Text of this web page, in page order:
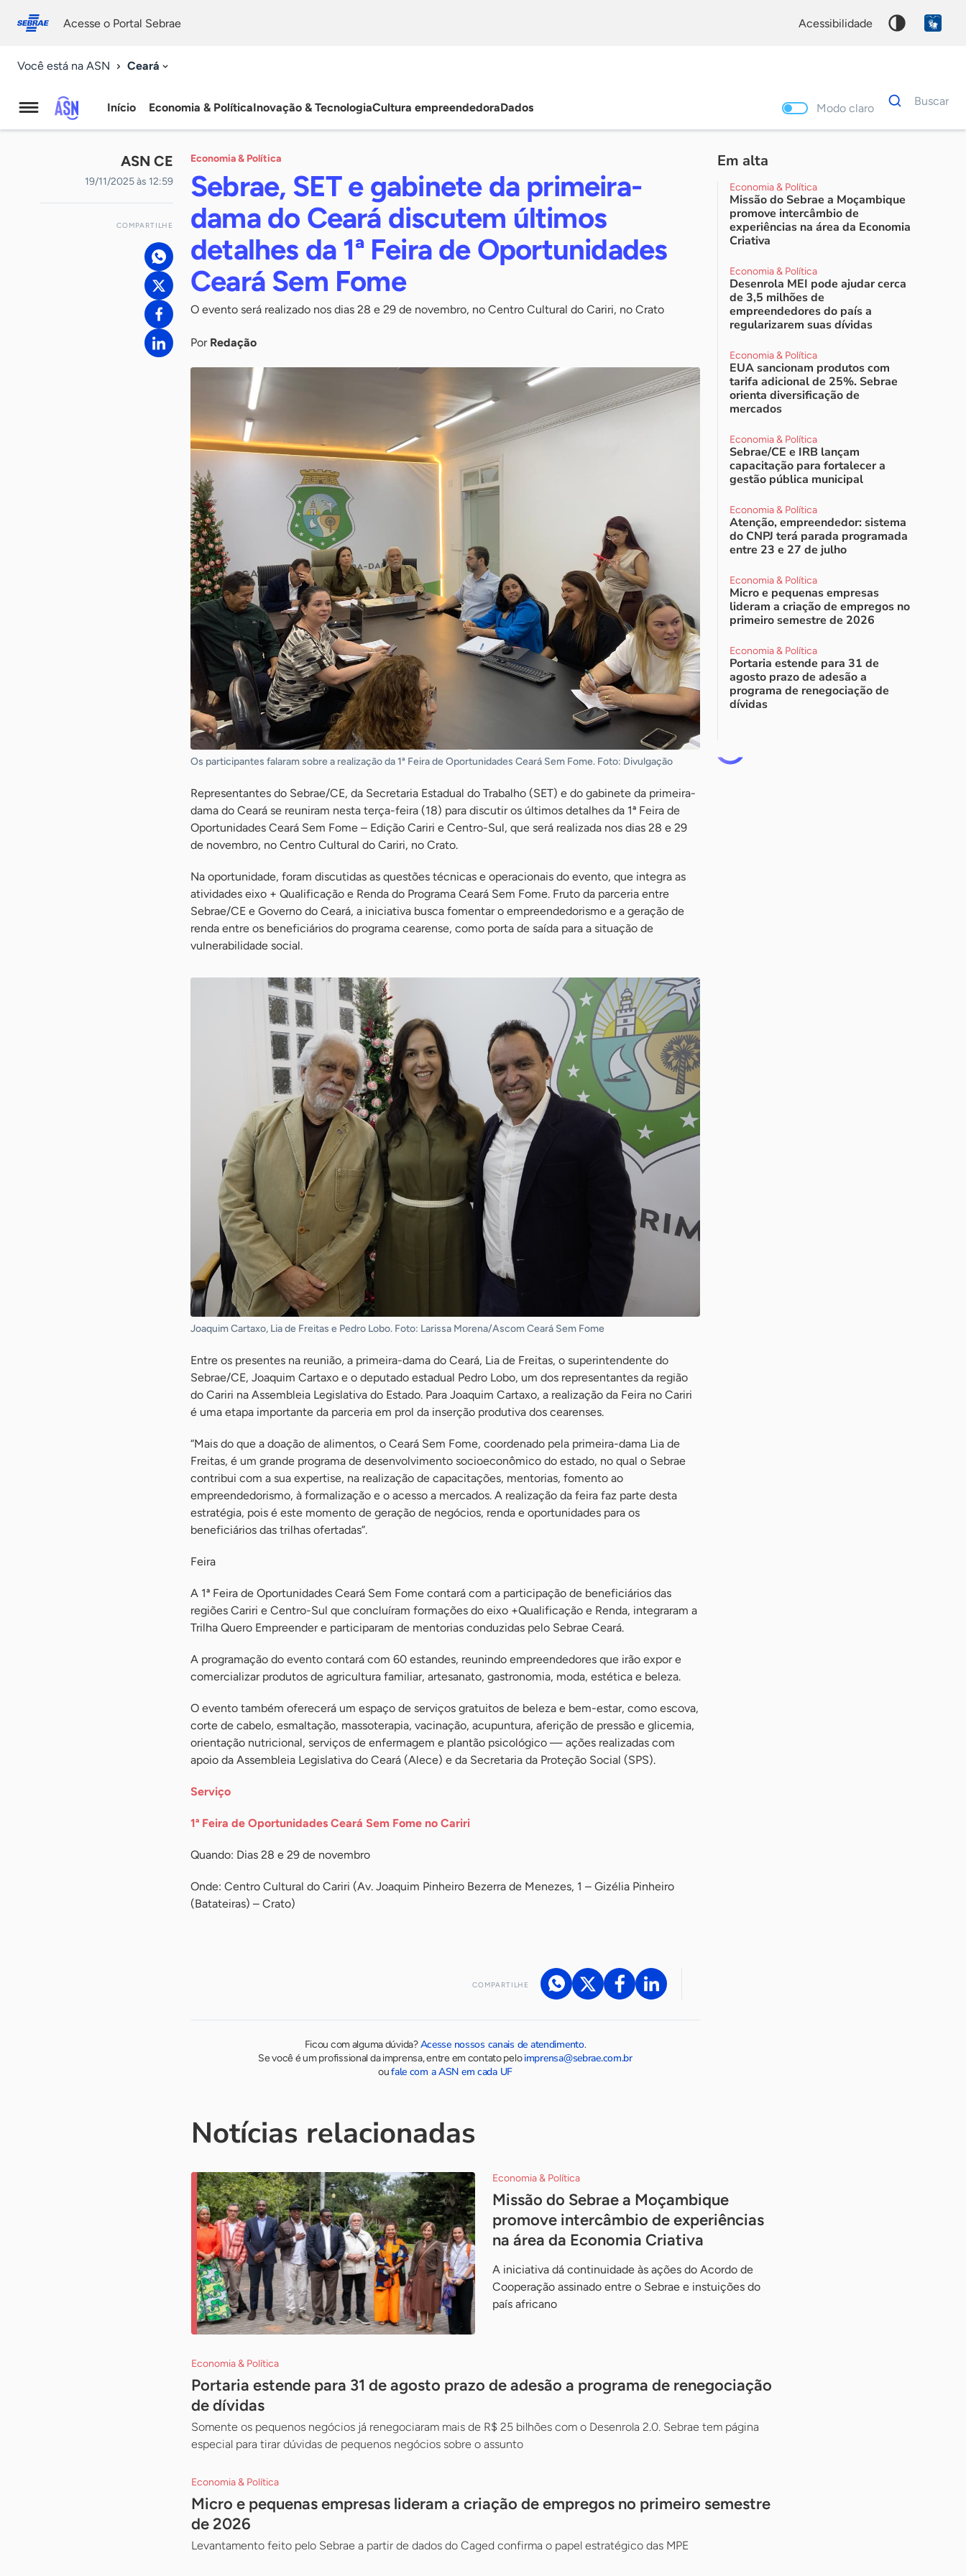
conosco
Acesse o Portal Sebrae acessibilidade
Você está na ASN Ceará
Agência
Sebrae
Notícias
Início Economia & PolíticaInovação & TecnologiaCultura empreendedoraDados Modo claro
Dados
para
Buscar
ASN CE
19/11/2025 às 12:59
COMPARTILHE
Economia & Política
Sebrae, SET e gabinete da primeira-
dama do Ceará discutem últimos
detalhes da 1ª Feira de Oportunidades
Ceará Sem Fome
O evento será realizado nos dias 28 e 29 de novembro, no Centro Cultural do Cariri, no Crato
Por Redação
Os participantes falaram sobre a realização da 1ª Feira de Oportunidades Ceará Sem Fome. Foto: Divulgação
Representantes do Sebrae/CE, da Secretaria Estadual do Trabalho (SET) e do gabinete da primeira-
dama do Ceará se reuniram nesta terça-feira (18) para discutir os últimos detalhes da 1ª Feira de
Oportunidades Ceará Sem Fome – Edição Cariri e Centro-Sul, que será realizada nos dias 28 e 29
de novembro, no Centro Cultural do Cariri, no Crato.
Na oportunidade, foram discutidas as questões técnicas e operacionais do evento, que integra as
atividades eixo + Qualificação e Renda do Programa Ceará Sem Fome. Fruto da parceria entre
Sebrae/CE e Governo do Ceará, a iniciativa busca fomentar o empreendedorismo e a geração de
renda entre os beneficiários do programa cearense, como porta de saída para a situação de
vulnerabilidade social.
Joaquim Cartaxo, Lia de Freitas e Pedro Lobo. Foto: Larissa Morena/Ascom Ceará Sem Fome
Entre os presentes na reunião, a primeira-dama do Ceará, Lia de Freitas, o superintendente do
Sebrae/CE, Joaquim Cartaxo e o deputado estadual Pedro Lobo, um dos representantes da região
do Cariri na Assembleia Legislativa do Estado. Para Joaquim Cartaxo, a realização da Feira no Cariri
é uma etapa importante da parceria em prol da inserção produtiva dos cearenses.
“Mais do que a doação de alimentos, o Ceará Sem Fome, coordenado pela primeira-dama Lia de
Freitas, é um grande programa de desenvolvimento socioeconômico do estado, no qual o Sebrae
contribui com a sua expertise, na realização de capacitações, mentorias, fomento ao
empreendedorismo, à formalização e o acesso a mercados. A realização da feira faz parte desta
estratégia, pois é este momento de geração de negócios, renda e oportunidades para os
beneficiários das trilhas ofertadas”.
Feira
A 1ª Feira de Oportunidades Ceará Sem Fome contará com a participação de beneficiários das
regiões Cariri e Centro-Sul que concluíram formações do eixo +Qualificação e Renda, integraram a
Trilha Quero Empreender e participaram de mentorias conduzidas pelo Sebrae Ceará.
A programação do evento contará com 60 estandes, reunindo empreendedores que irão expor e
comercializar produtos de agricultura familiar, artesanato, gastronomia, moda, estética e beleza.
O evento também oferecerá um espaço de serviços gratuitos de beleza e bem-estar, como escova,
corte de cabelo, esmaltação, massoterapia, vacinação, acupuntura, aferição de pressão e glicemia,
orientação nutricional, serviços de enfermagem e plantão psicológico — ações realizadas com
apoio da Assembleia Legislativa do Ceará (Alece) e da Secretaria da Proteção Social (SPS).
Serviço
1ª Feira de Oportunidades Ceará Sem Fome no Cariri
Quando: Dias 28 e 29 de novembro
Onde: Centro Cultural do Cariri (Av. Joaquim Pinheiro Bezerra de Menezes, 1 – Gizélia Pinheiro
(Batateiras) – Crato)
COMPARTILHE
Ficou com alguma dúvida?Acesse nossos canais de atendimento.
Se você é um profissional da imprensa, entre em contato peloimprensa@sebrae.com.br
oufale com a ASN em cada UF
Em alta
Economia & Política
Missão do Sebrae a Moçambique
promove intercâmbio de
experiências na área da Economia
Criativa
Economia & Política
Desenrola MEI pode ajudar cerca
de 3,5 milhões de
empreendedores do país a
regularizarem suas dívidas
Economia & Política
EUA sancionam produtos com
tarifa adicional de 25%. Sebrae
orienta diversificação de
mercados
Economia & Política
Sebrae/CE e IRB lançam
capacitação para fortalecer a
gestão pública municipal
Economia & Política
Atenção, empreendedor: sistema
do CNPJ terá parada programada
entre 23 e 27 de julho
Economia & Política
Micro e pequenas empresas
lideram a criação de empregos no
primeiro semestre de 2026
Economia & Política
Portaria estende para 31 de
agosto prazo de adesão a
programa de renegociação de
dívidas
Notícias relacionadas
Economia & Política
Missão do Sebrae a Moçambique
promove intercâmbio de experiências
na área da Economia Criativa
A iniciativa dá continuidade às ações do Acordo de
Cooperação assinado entre o Sebrae e instuições do
país africano
Economia & Política
Portaria estende para 31 de agosto prazo de adesão a programa de renegociação
de dívidas
Somente os pequenos negócios já renegociaram mais de R$ 25 bilhões com o Desenrola 2.0. Sebrae tem página
especial para tirar dúvidas de pequenos negócios sobre o assunto
Economia & Política
Micro e pequenas empresas lideram a criação de empregos no primeiro semestre
de 2026
Levantamento feito pelo Sebrae a partir de dados do Caged confirma o papel estratégico das MPE